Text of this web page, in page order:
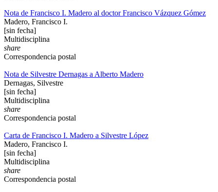
Nota de Francisco I. Madero al doctor Francisco Vázquez Gómez
Madero, Francisco I.
[sin fecha]
Multidisciplina
share
Correspondencia postal
Nota de Silvestre Dernagas a Alberto Madero
Dernagas, Silvestre
[sin fecha]
Multidisciplina
share
Correspondencia postal
Carta de Francisco I. Madero a Silvestre López
Madero, Francisco I.
[sin fecha]
Multidisciplina
share
Correspondencia postal